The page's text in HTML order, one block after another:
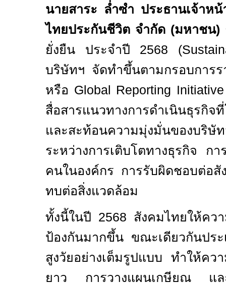
นายสาระ ล่ำซำ ประธานเจ้าห
ไทยประกันชีวิต จำกัด (มหาชน)
ยั่งยืน ประจำปี 2568
บริษัทฯ จัดทำขึ้นตามกรอบการ
หรือ Global Reporting
สื่อสารแนวทางการดำเนินธุรกิ
และสะท้อนความมุ่งมั่นของบริ
ระหว่างการเติบโตทางธุรกิจ ก
คนในองค์กร การรับผิดชอบต่อสั
ทบต่อสิ่งแวดล้อม
ทั้งนี้ในปี 2568 สังคมไทยให้คว
ป้องกันมากขึ้น ขณะเดียวกันประ
สูงวัยอย่างเต็มรูปแบบ ทำให้คว
ยาว การวางแผนเกษียณ และ